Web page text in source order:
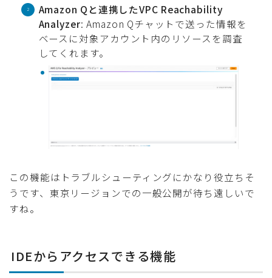
Amazon Qと連携したVPC Reachability
Analyzer: Amazon Qチャットで送った情報を
ベースに対象アカウント内のリソースを調査
してくれます。
この機能はトラブルシューティングにかなり役立ちそ
うです、東京リージョンでの一般公開が待ち遠しいで
すね。
IDEからアクセスできる機能